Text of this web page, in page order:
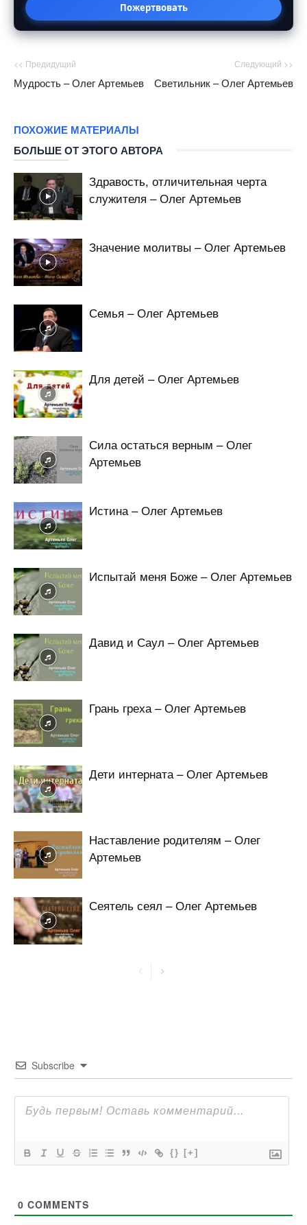
Пожертвовать
<< Предидущий
Мудрость – Олег Артемьев
Следующий >>
Светильник – Олег Артемьев
ПОХОЖИЕ МАТЕРИАЛЫ
БОЛЬШЕ ОТ ЭТОГО АВТОРА
Здравость, отличительная черта
служителя – Олег Артемьев
Значение молитвы – Олег Артемьев
Семья – Олег Артемьев
Для детей – Олег Артемьев
Сила остаться верным – Олег
Артемьев
Истина – Олег Артемьев
Испытай меня Боже – Олег Артемьев
Давид и Саул – Олег Артемьев
Грань греха – Олег Артемьев
Дети интернaта – Олег Артемьев
Наставление родителям – Олег
Артемьев
Сеятель сеял – Олег Артемьев
Subscribe
{} [+]
0 COMMENTS